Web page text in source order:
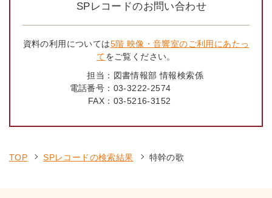
SPレコードのお問い合わせ
資料の利用については5階 映像・音響室のご利用にあたっ
てをご覧ください。
担当： 図書情報部 情報検索係
電話番号： 03-3222-2574
FAX： 03-5216-3152
TOP SPレコードの検索結果 特幹の歌